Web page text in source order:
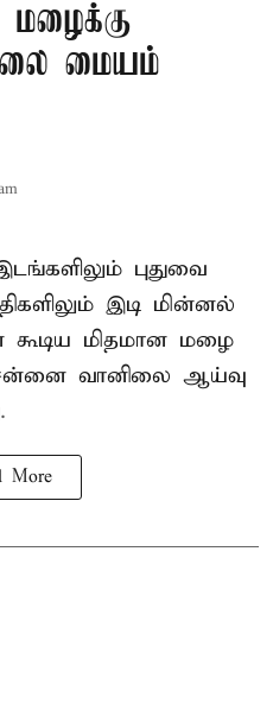
மழைக்கு
மையம்
புதுவை
இடி மின்னல்
கூடிய மிதமான மழை
வானிலை ஆய்வு
More